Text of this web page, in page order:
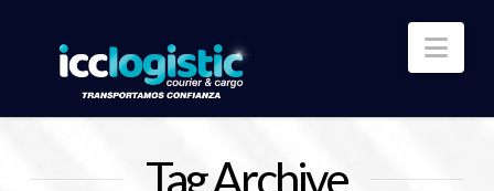
Tag Archive